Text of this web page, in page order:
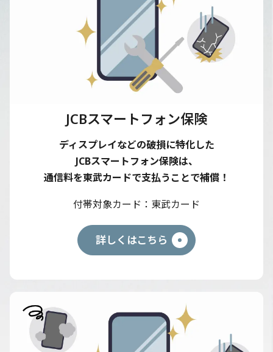
JCBスマートフォン保険
ディスプレイなどの破損に特化した
JCBスマートフォン保険は、
通信料を東武カードで支払うことで補償！
付帯対象カード
東武カード
詳しくはこちら